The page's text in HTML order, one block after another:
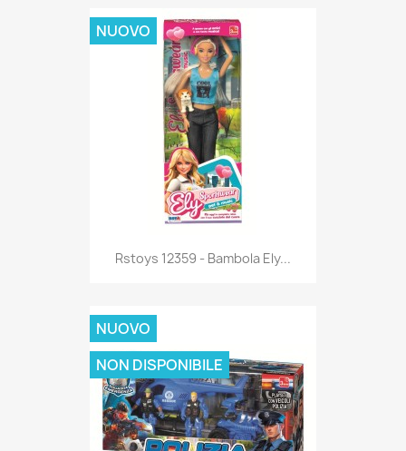
Anteprima
Rstoys 12359 - Bambola Ely...
NUOVO
NUOVO
NON DISPONIBILE